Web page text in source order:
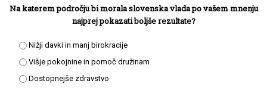
Na katerem področju bi morala slovenska vlada po vašem mnenju
najprej pokazati boljše rezultate?
Nižji davki in manj birokracije
Višje pokojnine in pomoč družinam
Dostopnejše zdravstvo